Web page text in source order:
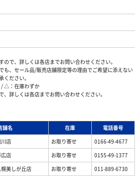
で、詳しくは各店までお問い合わせください。
、セール品/販売店舗限定等の理由でご希望に添えない
ください。
/ △：在庫わずか
詳しくは各店までお問い合わせください。
舗名 在庫
電話番号
店 お取り寄せ
0166-49-4677
店 お取り寄せ
0155-49-1377
美しが丘店 お取り寄せ
011-889-6730